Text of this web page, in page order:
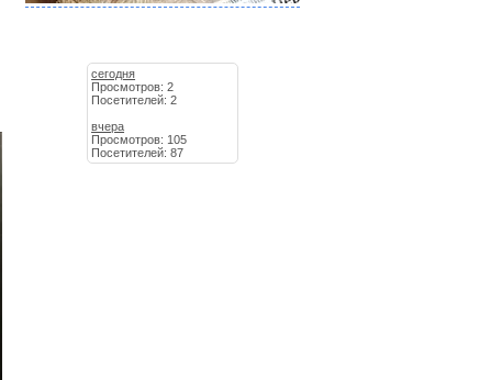
сегодня
Просмотров: 2
Посетителей: 2
вчера
Просмотров: 105
Посетителей: 87